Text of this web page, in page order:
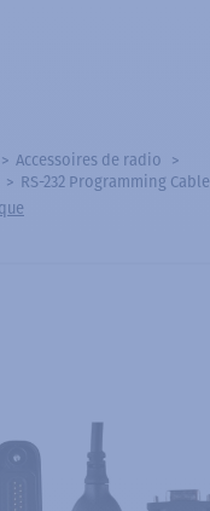
Accessoires de radio
RS-232 Programming Cable